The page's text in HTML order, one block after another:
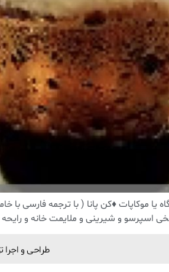
یا موکاپات ♦️کن پانا ( با ترجمه فارسی
اسپرسو و شیرینی و ملایمت خانه و رایحه
طراحی و